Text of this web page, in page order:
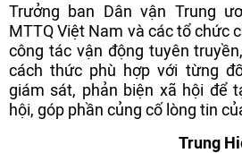
Trưởng ban Dân vận Trung
MTTQ Việt Nam và các tổ chức
công tác vận động tuyên
cách thức phù hợp với từng
giám sát, phản biện xã hội để
hội, góp phần củng cố lòng tin
Trung